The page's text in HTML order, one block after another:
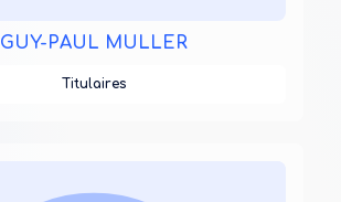
GUY-PAUL MULLER
Titulaires